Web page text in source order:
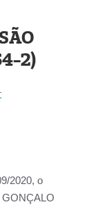
2)
2020, o